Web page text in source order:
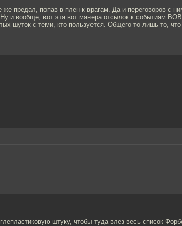
же предал, попав в плен к врагам. Да и переговоров с
и вообще, вот эта вот манера отсылок к событиям
шуток с теми, кто пользуется. Общего-то лишь то, что
штуку, чтобы туда влез весь список